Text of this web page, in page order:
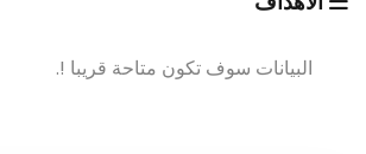
البيانات سوف تكون متاحة قريبا !.